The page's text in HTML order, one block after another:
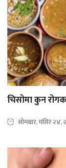
चिसोमा कुन
सोमबार, मंसिर २४,